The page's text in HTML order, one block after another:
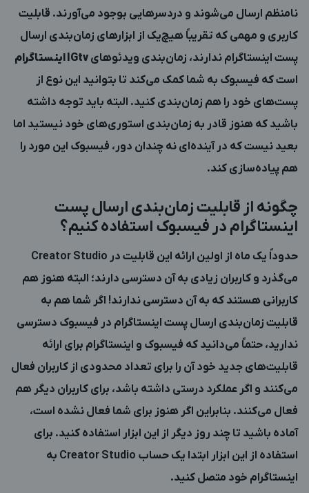
نامنظم ارسال می‌شوند و دردسرهایی بوجود می‌آورند. قابلیت
کاربری و مهمی که تقریباً هیچ‌یک از ابزارهای زمان‌بندی ارسال
پست اینستاگرام ندارند، زمان‌بندی ویدئوهای IGtvاینستاگرام
است که فیسبوک به شما کمک می‌کند تا بتوانید این نوع از
پست‌های خود را هم زمان‌بندی کنید. البته باید توجه داشته
باشید که هنوز قادر به زمان‌بندی استوری‌های خود نیستید اما
بعید نیست که در آینده‌ای نه چندان دور، فیسبوک این مورد را
هم پیاده‌سازی کند.
چگونه از قابلیت زمان‌بندی ارسال پست
اینستاگرام در فیسبوک استفاده کنیم؟
حدوداً یک ماه از اولین ارائه این قابلیت در Creator Studio
می‌گذرد و کاربران زیادی به آن دسترسی دارند؛ البته هنوز هم
کاربرانی هستند که به آن دسترسی ندارند! اگر شما هم به
قابلیت زمان‌بندی ارسال پست اینستاگرام در فیسبوک دسترسی
ندارید، حتماً می‌دانید که فیسبوک و اینستاگرام برای ارائه
قابلیت‌های جدید خود آن را برای تعداد محدودی از کاربران فعال
می‌کنند و اگر عملکرد درستی داشته باشد، برای کاربران دیگر هم
فعال می‌کنند. بنابراین اگر هنوز برای شما فعال نشده است،
آماده باشید تا چند روز دیگر از این ابزار استفاده کنید. برای
استفاده از این ابزار ابتدا یک حساب Creator Studio به
اینستاگرام خود متصل کنید.